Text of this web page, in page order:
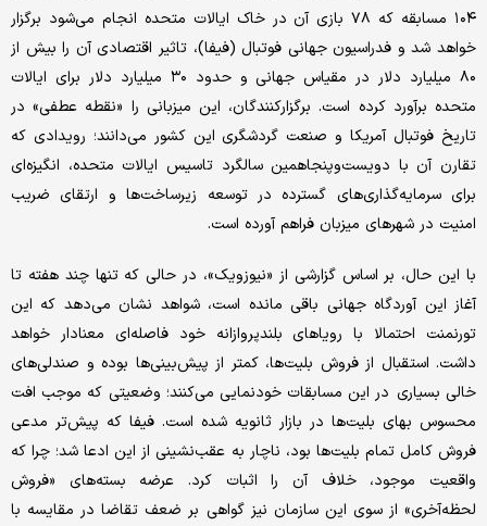
۱۰۴ مسابقه که ۷۸ بازی آن در خاک ایالات متحده انجام می‌شود برگزار
خواهد شد و فدراسیون جهانی فوتبال (فیفا)، تاثیر اقتصادی آن را بیش از
۸۰ میلیارد دلار در مقیاس جهانی و حدود ۳۰ میلیارد دلار برای ایالات
متحده برآورد کرده است. برگزارکنندگان، این میزبانی را «نقطه عطفی» در
تاریخ فوتبال آمریکا و صنعت گردشگری این کشور می‌دانند؛ رویدادی که
تقارن آن با دویست‌وپنجاهمین سالگرد تاسیس ایالات متحده، انگیزه‌ای
برای سرمایه‌گذاری‌های گسترده در توسعه زیرساخت‌ها و ارتقای ضریب
امنیت در شهرهای میزبان فراهم آورده است.
با این حال، بر اساس گزارشی از «نیوزویک»، در حالی که تنها چند هفته تا
آغاز این آوردگاه جهانی باقی مانده است، شواهد نشان می‌دهد که این
تورنمنت احتمالا با رویاهای بلندپروازانه خود فاصله‌ای معنادار خواهد
داشت. استقبال از فروش بلیت‌ها، کمتر از پیش‌بینی‌ها بوده و صندلی‌های
خالی بسیاری در این مسابقات خودنمایی می‌کنند؛ وضعیتی که موجب افت
محسوس بهای بلیت‌ها در بازار ثانویه شده است. فیفا که پیش‌تر مدعی
فروش کامل تمام بلیت‌ها بود، ناچار به عقب‌نشینی از این ادعا شد؛ چرا که
واقعیت موجود، خلاف آن را اثبات کرد. عرضه‌ بسته‌های «فروش
لحظه‌آخری» از سوی این سازمان نیز گواهی بر ضعف تقاضا در مقایسه با